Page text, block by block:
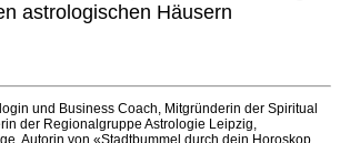
astrologischen Häusern
und Business Coach, Mitgründerin der Spiritual
der Regionalgruppe Astrologie Leipzig,
Autorin von «Stadtbummel durch dein Horoskop.